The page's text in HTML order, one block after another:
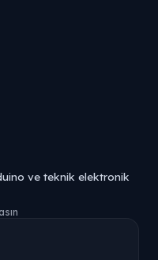
ve teknik elektronik